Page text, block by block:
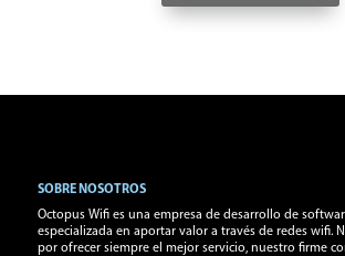
SOBRE NOSOTROS
Octopus Wifi es una empresa de desarrollo de
especializada en aportar valor a través de redes wifi.
por ofrecer siempre el mejor servicio, nuestro firme